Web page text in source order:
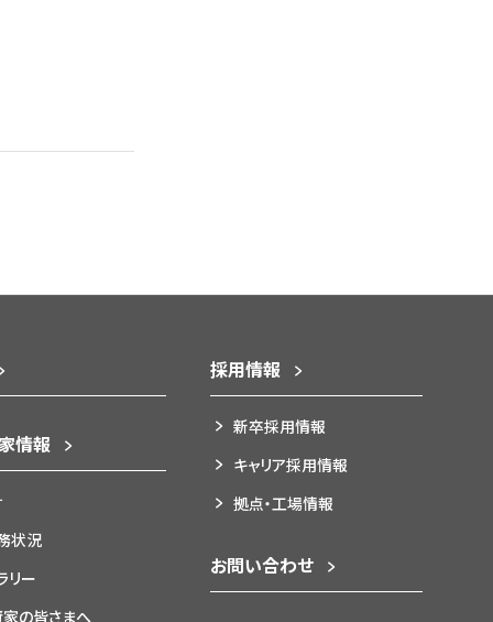
情報
状況
リー
の皆さまへ
採用情報
新卒採用情報
キャリア採用情報
拠点・工場情報
お問い合わせ